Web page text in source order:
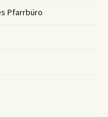
Pfarrbüro